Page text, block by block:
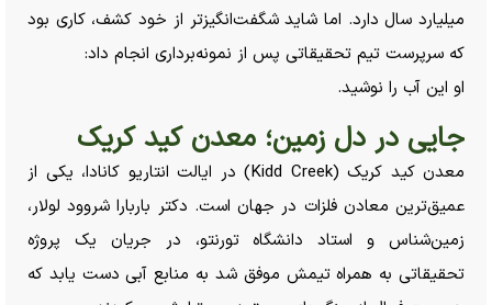
میلیارد سال دارد. اما شاید شگفت‌انگیزتر از خود کشف، کاری بود
که سرپرست تیم تحقیقاتی پس از نمونه‌برداری انجام داد:
او این آب را نوشید.
جایی در دل زمین؛ معدن کید کریک
معدن کید کریک (Kidd Creek) در ایالت انتاریو کانادا، یکی از
عمیق‌ترین معادن فلزات در جهان است. دکتر باربارا شروود لولار،
زمین‌شناس و استاد دانشگاه تورنتو، در جریان یک پروژه
تحقیقاتی به همراه تیمش موفق شد به منابع آبی دست یابد که